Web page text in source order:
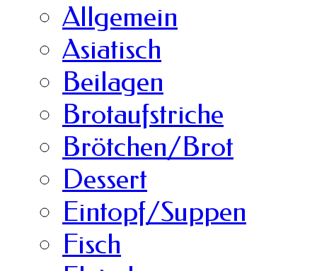
Allgemein
Asiatisch
Beilagen
Brotaufstriche
Brötchen/Brot
Dessert
Eintopf/Suppen
Fisch